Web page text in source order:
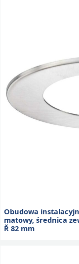
Obudowa
matowy, średnica
Ř 82 mm